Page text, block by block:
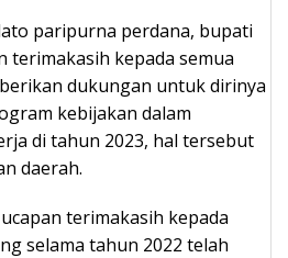
paripurna perdana, bupati
terimakasih kepada semua
dukungan untuk dirinya
kebijakan dalam
di tahun 2023, hal tersebut
daerah.
terimakasih kepada
selama tahun 2022 telah